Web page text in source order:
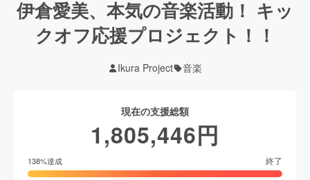
伊倉愛美、本気の音楽活動！ キッ
クオフ応援プロジェクト！！
Ikura Project 音楽
現在の支援総額
1,805,446円
138%達成 終了